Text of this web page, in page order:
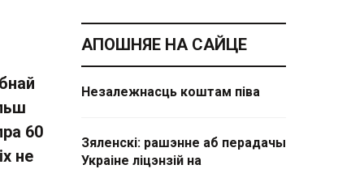
60
не
АПОШНЯЕ НА САЙЦЕ
Незалежнасць коштам піва
Зяленскі: рашэнне аб перадачы
Украіне ліцэнзій на